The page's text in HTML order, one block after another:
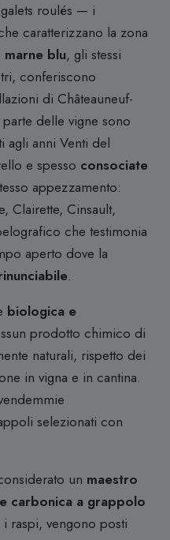
roulés — i
caratterizzano la zona
marne blu, gli stessi
conferiscono
di Châteauneuf-
delle vigne sono
agli anni Venti del
e spesso consociate
appezzamento:
Clairette, Cinsault,
che testimonia
aperto dove la
.
biologica e
prodotto chimico di
naturali, rispetto dei
in vigna e in cantina.
selezionati con
un maestro
carbonica a grappolo
raspi, vengono posti